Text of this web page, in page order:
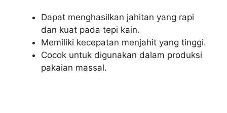
Dapat menghasilkan jahitan yang rapi
dan kuat pada tepi kain.
Memiliki kecepatan menjahit yang tinggi.
Cocok untuk digunakan dalam produksi
pakaian massal.